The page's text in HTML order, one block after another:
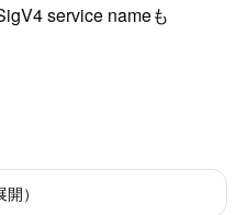
service nameも
）